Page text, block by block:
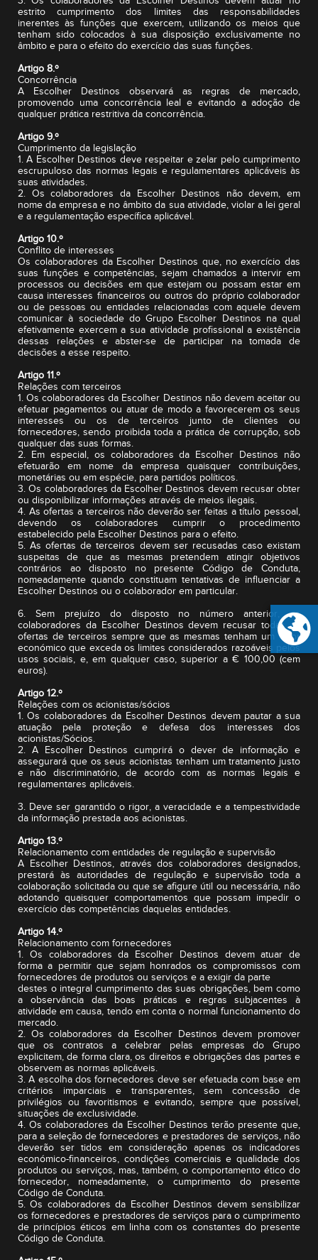
estrito cumprimento dos limites das responsabilidades
inerentes às funções que exercem, utilizando os meios que
tenham sido colocados à sua disposição exclusivamente no
âmbito e para o efeito do exercício das suas funções.
Artigo 8.º
Concorrência
A Escolher Destinos observará as regras de mercado,
promovendo uma concorrência leal e evitando a adoção de
qualquer prática restritiva da concorrência.
Artigo 9.º
Cumprimento da legislação
1. A Escolher Destinos deve respeitar e zelar pelo cumprimento
escrupuloso das normas legais e regulamentares aplicáveis às
suas atividades.
2. Os colaboradores da Escolher Destinos não devem, em
nome da empresa e no âmbito da sua atividade, violar a lei geral
e a regulamentação específica aplicável.
Artigo 10.º
Conflito de interesses
Os colaboradores da Escolher Destinos que, no exercício das
suas funções e competências, sejam chamados a intervir em
processos ou decisões em que estejam ou possam estar em
causa interesses financeiros ou outros do próprio colaborador
ou de pessoas ou entidades relacionadas com aquele devem
comunicar à sociedade do Grupo Escolher Destinos na qual
efetivamente exercem a sua atividade profissional a existência
dessas relações e abster-se de participar na tomada de
decisões a esse respeito.
Artigo 11.º
Relações com terceiros
1. Os colaboradores da Escolher Destinos não devem aceitar ou
efetuar pagamentos ou atuar de modo a favorecerem os seus
interesses ou os de terceiros junto de clientes ou
fornecedores, sendo proibida toda a prática de corrupção, sob
qualquer das suas formas.
2. Em especial, os colaboradores da Escolher Destinos não
efetuarão em nome da empresa quaisquer contribuições,
monetárias ou em espécie, para partidos políticos.
3. Os colaboradores da Escolher Destinos devem recusar obter
ou disponibilizar informações através de meios ilegais.
4. As ofertas a terceiros não deverão ser feitas a título pessoal,
devendo os colaboradores cumprir o procedimento
estabelecido pela Escolher Destinos para o efeito.
5. As ofertas de terceiros devem ser recusadas caso existam
suspeitas de que as mesmas pretendem atingir objetivos
contrários ao disposto no presente Código de Conduta,
nomeadamente quando constituam tentativas de influenciar a
Escolher Destinos ou o colaborador em particular.
6. Sem prejuízo do disposto no número anterior, os
colaboradores da Escolher Destinos devem recusar todas as
ofertas de terceiros sempre que as mesmas tenham um valor
económico que exceda os limites considerados razoáveis pelos
usos sociais, e, em qualquer caso, superior a € 100,00 (cem
euros).
Artigo 12.º
Relações com os acionistas/sócios
1. Os colaboradores da Escolher Destinos devem pautar a sua
atuação pela proteção e defesa dos interesses dos
acionistas/Sócios.
2. A Escolher Destinos cumprirá o dever de informação e
assegurará que os seus acionistas tenham um tratamento justo
e não discriminatório, de acordo com as normas legais e
regulamentares aplicáveis.
3. Deve ser garantido o rigor, a veracidade e a tempestividade
da informação prestada aos acionistas.
Artigo 13.º
Relacionamento com entidades de regulação e supervisão
A Escolher Destinos, através dos colaboradores designados,
prestará às autoridades de regulação e supervisão toda a
colaboração solicitada ou que se afigure útil ou necessária, não
adotando quaisquer comportamentos que possam impedir o
exercício das competências daquelas entidades.
Artigo 14.º
Relacionamento com fornecedores
1. Os colaboradores da Escolher Destinos devem atuar de
forma a permitir que sejam honrados os compromissos com
fornecedores de produtos ou serviços e a exigir da parte
destes o integral cumprimento das suas obrigações, bem como
a observância das boas práticas e regras subjacentes à
atividade em causa, tendo em conta o normal funcionamento do
mercado.
2. Os colaboradores da Escolher Destinos devem promover
que os contratos a celebrar pelas empresas do Grupo
explicitem, de forma clara, os direitos e obrigações das partes e
observem as normas aplicáveis.
3. A escolha dos fornecedores deve ser efetuada com base em
critérios imparciais e transparentes, sem concessão de
privilégios ou favoritismos e evitando, sempre que possível,
situações de exclusividade.
4. Os colaboradores da Escolher Destinos terão presente que,
para a seleção de fornecedores e prestadores de serviços, não
deverão ser tidos em consideração apenas os indicadores
económico-financeiros, condições comerciais e qualidade dos
produtos ou serviços, mas, também, o comportamento ético do
fornecedor, nomeadamente, o cumprimento do presente
Código de Conduta.
5. Os colaboradores da Escolher Destinos devem sensibilizar
os fornecedores e prestadores de serviços para o cumprimento
de princípios éticos em linha com os constantes do presente
Código de Conduta.